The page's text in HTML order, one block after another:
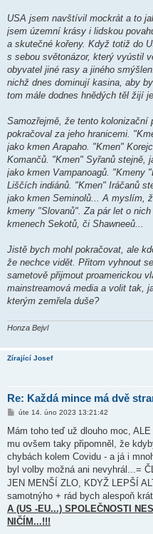
e
k
USA jsem navštívil mockrát a to
jsem územní krásy i lidskou
a skutečné kořeny. Když totiž do
s sebou světonázor, který vyústil
obyvatel jiné rasy a jiného
nichž dnes dominují kasina, aby
tom mále dodnes hnědých těl žijí
Samozřejmě, že tento kolonizační
pokračoval za jeho hranicemi.
jako kmen Arapaho. "Kmen"
Komančů. "Kmen" Syřanů stejně,
jako kmen Vampanoagů. "Kmeny
Liščích indiánů. "Kmen" Iráčanů
jako kmen Seminolů... A myslím,
kmeny "Slovanů". Za pár let o
kmenech Sekotů, či Shawneeů...
Jistě bych mohl pokračovat, ale
že nechce vidět. Přitom vyhnout
sametově přijmout proamerickou
mainstreamová media a volit tak,
kterým zemřela duše?
Honza Bejvl
Zírající Josef
Re: Každá mince má dvě
P
í
p
ě
v
e
k
úte 14. úno 2023 13:21:42
Mám toho teď už dlouho moc,
mu ovšem taky připomněl, že
chybách kolem Covidu - a já i
byl volby možná ani nevyhrál...=
JEN MENŠÍ ZLO, KDYŽ LEPŠÍ
samotnýho + rád bych alespoň
A (US -EU...) SPOLEČNOSTI
NIČÍM...!!!